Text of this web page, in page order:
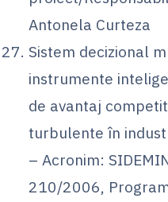
Antonela Curteza
Sistem decizional
instrumente
de avantaj
turbulente în
– Acronim:
210/2006,